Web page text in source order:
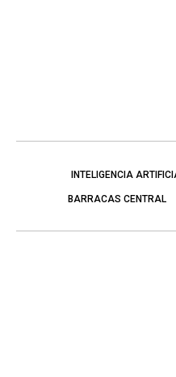
INTELIGENCIA
BARRACAS CENTRAL